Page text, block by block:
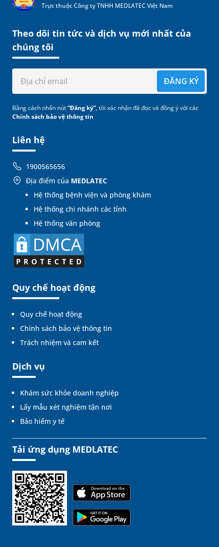
Trực thuộc Công ty TNHH MEDLATEC Việt Nam
Liên hệ
1900565656
Địa điểm của MEDLATEC
Hệ thống bệnh viện và phòng khám
Hệ thống chi nhánh các tỉnh
Hệ thống văn phòng
Quy chế hoạt động
Quy chế hoạt động
Chính sách bảo vệ thông tin
Trách nhiệm và cam kết
Dịch vụ
Khám sức khỏe doanh nghiệp
Lấy mẫu xét nghiệm tận nơi
Bảo hiểm y tế
Theo dõi tin tức và dịch vụ mới nhất của
chúng tôi
ĐĂNG KÝ
Bằng cách nhấn nút“Đăng ký”, tôi xác nhận đã đọc và đồng ý với các
Chính sách bảo vệ thông tin
Tải ứng dụng MEDLATEC